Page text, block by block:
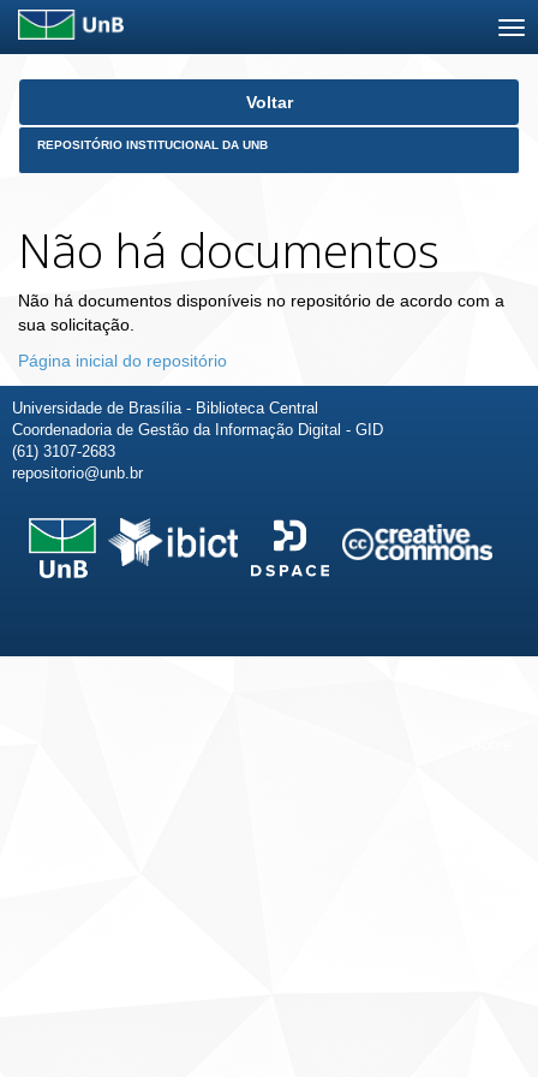
Skip
Voltar
REPOSITÓRIO INSTITUCIONAL DA UNB
Não há documentos
Não há documentos disponíveis no repositório de acordo com a
sua solicitação.
Página inicial do repositório
Universidade de Brasília - Biblioteca Central
Coordenadoria de Gestão da Informação Digital - GID
(61) 3107-2683
repositorio@unb.br